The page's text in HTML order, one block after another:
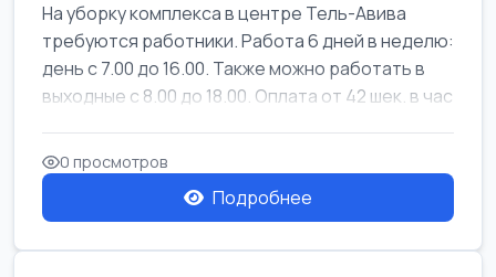
На уборку комплекса в центре Тель-Авива
требуются работники. Работа 6 дней в неделю:
день с 7.00 до 16.00. Также можно работать в
выходные с 8.00 до 18.00. Оплата от 42 шек. в час
0 просмотров
Подробнее